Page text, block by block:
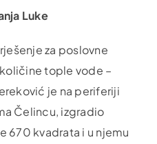
Luke
za poslovne
tople vode –
je na periferiji
Čelincu, izgradio
670 kvadrata i u njemu